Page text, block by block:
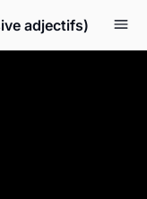
adjectifs)